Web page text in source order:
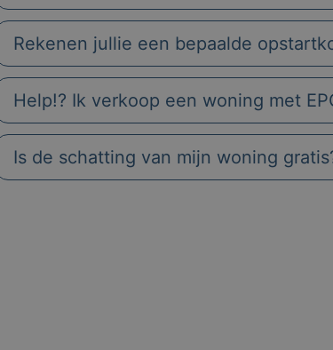
Rekenen jullie een bepaalde
Help!? Ik verkoop een woning met
Is de schatting van mijn woning